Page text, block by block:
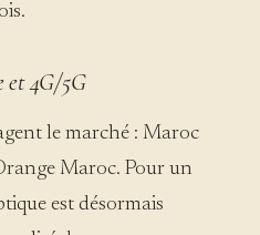
et 4G/5G
le marché : Maroc
Maroc. Pour un
est désormais